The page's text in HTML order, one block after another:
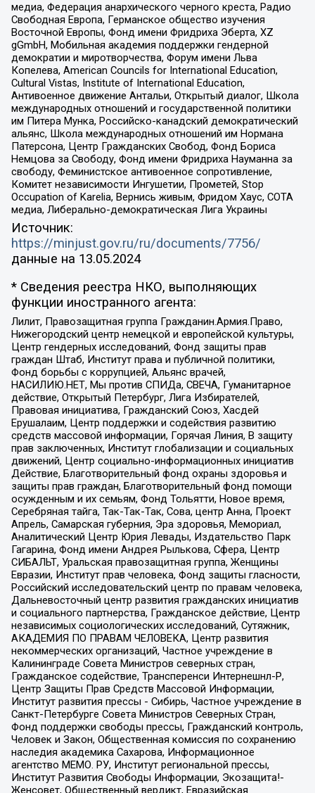
медиа, Федерация анархического черного креста, Радио
Свободная Европа, Германское общество изучения
Восточной Европы, Фонд имени Фридриха Эберта, XZ
gGmbH, Мобильная академия поддержки гендерной
демократии и миротворчества, Форум имени Льва
Копелева, American Councils for International Education,
Cultural Vistas, Institute of International Education,
Антивоенное движение Антальи, Открытый диалог, Школа
международных отношений и государственной политики
им Питера Мунка, Российско-канадский демократический
альянс, Школа международных отношений им Нормана
Патерсона, Центр Гражданских Свобод, Фонд Бориса
Немцова за Свободу, Фонд имени Фридриха Науманна за
свободу, Феминистское антивоенное сопротивление,
Комитет независимости Ингушетии, Прометей, Stop
Occupation of Karelia, Вернись живым, Фридом Хаус, СОТА
медиа, Либерально-демократическая Лига Украины
Источник:
https://minjust.gov.ru/ru/documents/7756/
данные на 13.05.2024
* Сведения реестра НКО, выполняющих
функции иностранного агента:
Лилит, Правозащитная группа Гражданин.Армия.Право,
Нижегородский центр немецкой и европейской культуры,
Центр гендерных исследований, Фонд защиты прав
граждан Штаб, Институт права и публичной политики,
Фонд борьбы с коррупцией, Альянс врачей,
НАСИЛИЮ.НЕТ, Мы против СПИДа, СВЕЧА, Гуманитарное
действие, Открытый Петербург, Лига Избирателей,
Правовая инициатива, Гражданский Союз, Хасдей
Ерушалаим, Центр поддержки и содействия развитию
средств массовой информации, Горячая Линия, В защиту
прав заключенных, Институт глобализации и социальных
движений, Центр социально-информационных инициатив
Действие, Благотворительный фонд охраны здоровья и
защиты прав граждан, Благотворительный фонд помощи
осужденным и их семьям, Фонд Тольятти, Новое время,
Серебряная тайга, Так-Так-Так, Сова, центр Анна, Проект
Апрель, Самарская губерния, Эра здоровья, Мемориал,
Аналитический Центр Юрия Левады, Издательство Парк
Гагарина, Фонд имени Андрея Рылькова, Сфера, Центр
СИБАЛЬТ, Уральская правозащитная группа, Женщины
Евразии, Институт прав человека, Фонд защиты гласности,
Российский исследовательский центр по правам человека,
Дальневосточный центр развития гражданских инициатив
и социального партнерства, Гражданское действие, Центр
независимых социологических исследований, Сутяжник,
АКАДЕМИЯ ПО ПРАВАМ ЧЕЛОВЕКА, Центр развития
некоммерческих организаций, Частное учреждение в
Калининграде Совета Министров северных стран,
Гражданское содействие, Трансперенси Интернешнл-Р,
Центр Защиты Прав Средств Массовой Информации,
Институт развития прессы - Сибирь, Частное учреждение в
Санкт-Петербурге Совета Министров Северных Стран,
Фонд поддержки свободы прессы, Гражданский контроль,
Человек и Закон, Общественная комиссия по сохранению
наследия академика Сахарова, Информационное
агентство МЕМО. РУ, Институт региональной прессы,
Институт Развития Свободы Информации, Экозащита!-